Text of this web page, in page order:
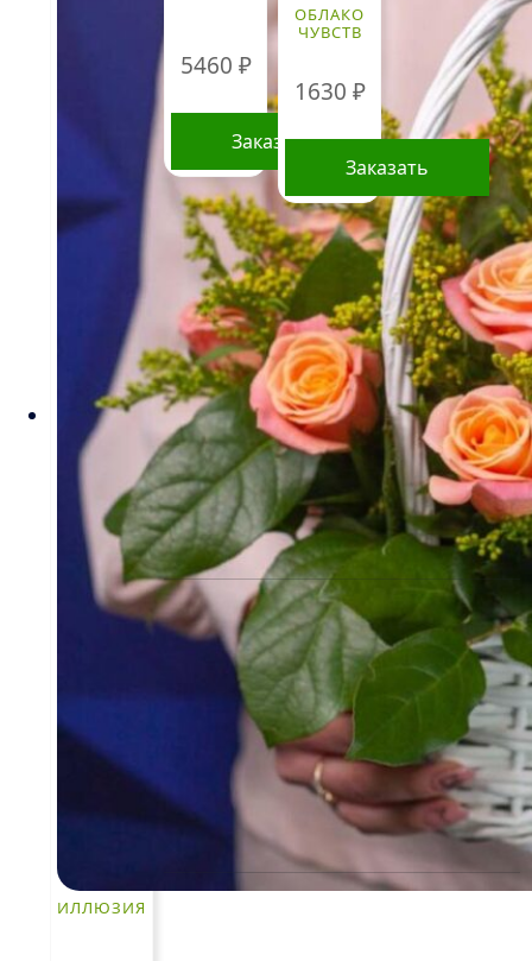
ИЛЛЮЗИЯ
5460 ₽
Заказать
ОБЛАКО
ЧУВСТВ
1630 ₽
Заказать
указанная на
ориентировочна
и может
меняться.
Окончательная
цена зависит от
доступности
определенных
видов цветов,
времени года, а
также может
быть выше в периоды праздников и
предпраздничных дней. Информация о
составе букетов, ценах на товары и услуги,
представленная на данном сайте,
предназначена исключительно для
ознакомления и не является публичной
офертой, как это определено в Статье 437(2)
Гражданского кодекса Российской Федерации.
КЛИЕНТАМ
Политика конфиденциальности
Пользовательское соглашение
Рекомендации по уходу за цветами
ЧАСТО ИЩУТ